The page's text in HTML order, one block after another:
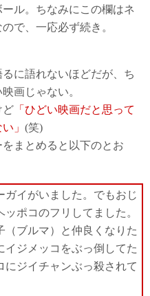
ル。ちなみにこの欄はネ
で、一応必ず続き。
に語れないほどだが、ち
画じゃない。
ど 「ひどい映画だと思って
」 (笑)
まとめると以下のとお
ガイがいました。でもおじ
ポコのフリしてました。
（ブルマ）と仲良くなりた
イジメッコをぶっ倒してた
にジイチャンぶっ殺されて